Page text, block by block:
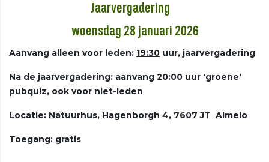
Jaarvergadering
woensdag 28 januari 2026
Aanvang alleen voor leden: 19:30 uur, jaarvergadering
Na de jaarvergadering: aanvang 20:00 uur 'groene'
pubquiz, ook voor niet-leden
Locatie: Natuurhus, Hagenborgh 4, 7607 JT Almelo
Toegang: gratis